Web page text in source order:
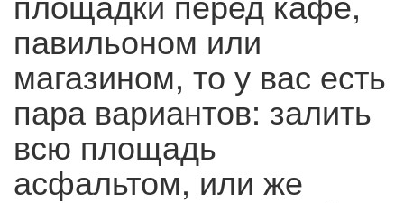
павильоном или
магазином, то у вас есть
пара вариантов: залить
всю площадь
асфальтом, или же